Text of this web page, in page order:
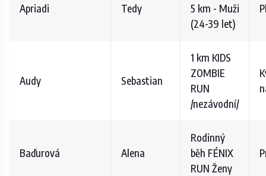
Apriadi Tedy
5 km - Muži
(24-39 let)
Audy Sebastian
1 km KIDS
ZOMBIE
RUN
/nezávodní/
Baďurová Alena
Rodinný
běh FÉNIX
RUN Ženy